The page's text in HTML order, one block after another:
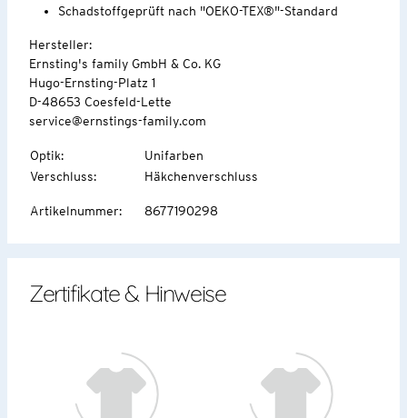
Schadstoffgeprüft nach "OEKO-TEX®"-Standard
Hersteller:
Ernsting's family GmbH & Co. KG
Hugo-Ernsting-Platz 1
D-48653 Coesfeld-Lette
service@ernstings-family.com
Optik:
Unifarben
Verschluss: Häkchenverschluss
Artikelnummer: 8677190298
Zertifikate & Hinweise